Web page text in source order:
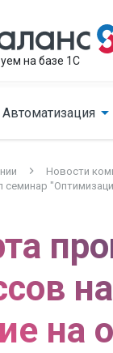
на базе 1С
Автоматизация
Новости
семинар
на